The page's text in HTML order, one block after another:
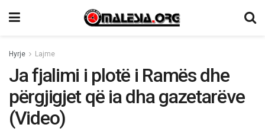
Hyrje Lajme
Ja fjalimi i plotë i Ramës dhe
përgjigjet që ia dha gazetarëve
(Video)